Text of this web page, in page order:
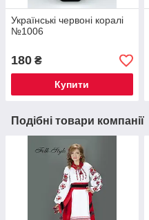
Українські червоні коралі
№1006
180 ₴
Купити
Подібні товари компанії